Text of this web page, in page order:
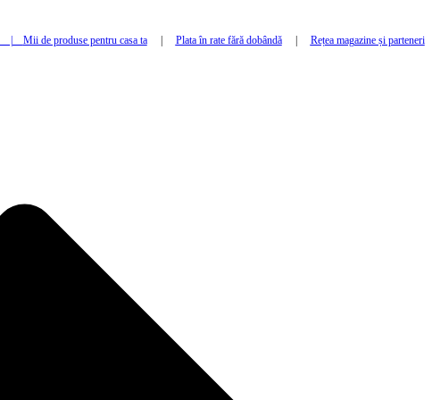
Mii de produse pentru casa ta| Plata în rate fără dobândă| Rețea magazine și parteneri